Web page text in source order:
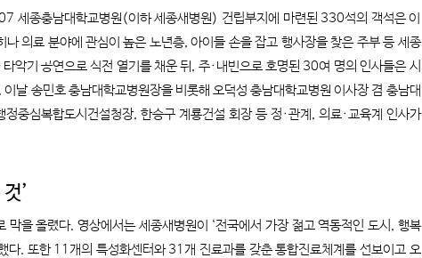
세종충남대학교병원(이하 세종새병원) 건립부지에 마련된 330석의 객석은 이
의료 분야에 관심이 높은 노년층, 아이들 손을 잡고 행사장을 찾은 주부 등 세종
악기 공연으로 식전 열기를 채운 뒤, 주·내빈으로 호명된 30여 명의 인사들은 시
날 송민호 충남대학교병원장을 비롯해 오덕성 충남대학교병원 이사장 겸 충남대
중심복합도시건설청장, 한승구 계룡건설 회장 등 정·관계, 의료·교육계 인사가
’
막을 올렸다. 영상에서는 세종새병원이 ‘전국에서 가장 젊고 역동적인 도시, 행복
다. 또한 11개의 특성화센터와 31개 진료과를 갖춘 통합진료체계를 선보이고 오